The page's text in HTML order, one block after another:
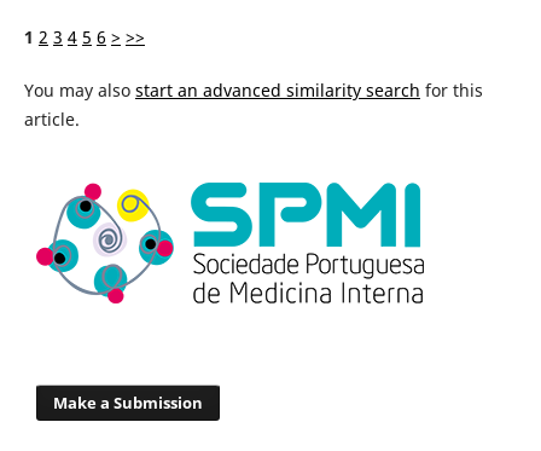
1 2 3 4 5 6 > >>
You may also start an advanced similarity search for this
article.
Make a Submission